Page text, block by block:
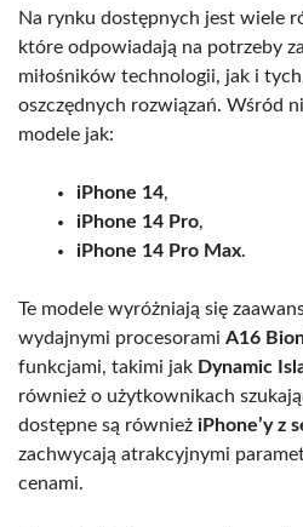
Na rynku dostępnych jest wiele
które odpowiadają na potrzeby
miłośników technologii, jak i
oszczędnych rozwiązań. Wśród
modele jak:
iPhone 14,
iPhone 14 Pro,
iPhone 14 Pro Max.
Te modele wyróżniają się
wydajnymi procesorami A16
funkcjami, takimi jak Dynamic
również o użytkownikach
dostępne są również iPhone’y z
zachwycają atrakcyjnymi
cenami.